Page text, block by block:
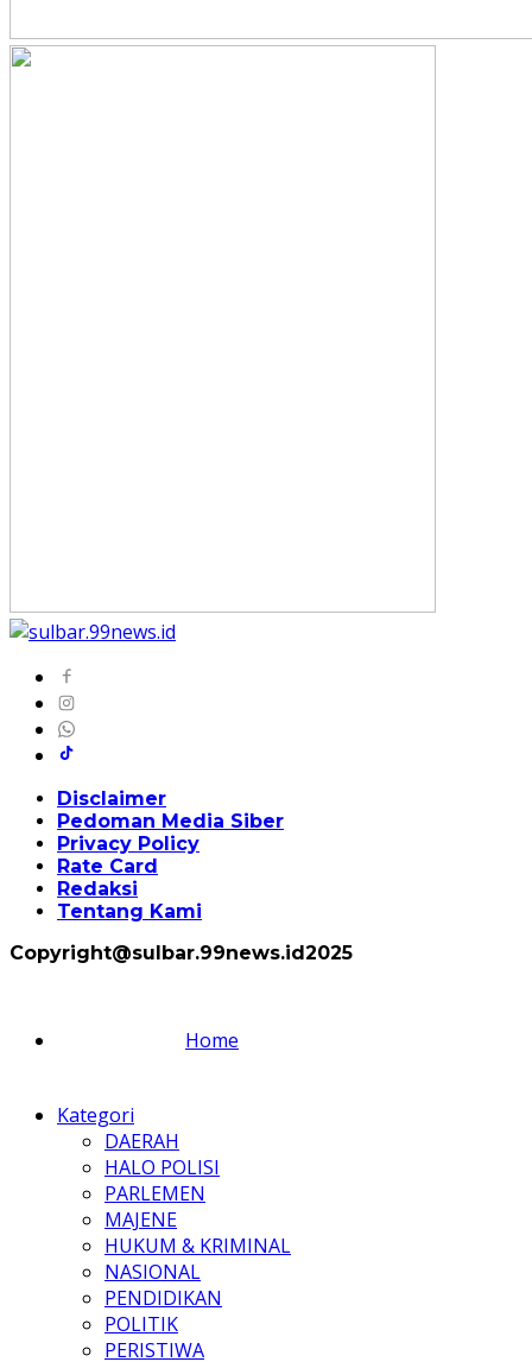
Disclaimer
Pedoman Media Siber
Privacy Policy
Rate Card
Redaksi
Tentang Kami
Copyright@sulbar.99news.id2025
Home
Kategori
DAERAH
HALO POLISI
PARLEMEN
MAJENE
HUKUM & KRIMINAL
NASIONAL
PENDIDIKAN
POLITIK
PERISTIWA